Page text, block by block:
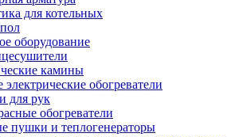
для котельных
оборудование
камины
обогреватели
для рук
обогреватели
пушки и теплогенераторы